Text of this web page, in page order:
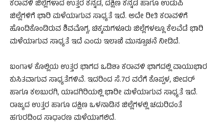
ಕರಾವಳಿ ಜಿಲ್ಲೆಗಳಾದ ಉತ್ತರ ಕನ್ನಡ, ದಕ್ಷಿಣ ಕನ್ನಡ ಹಾಗೂ ಉಡುಪಿ
ಜಿಲ್ಲೆಗಳಿಗೆ ಭಾರಿ ಮಳೆಯಾಗುವ ಸಾಧ್ಯತೆ ಇದೆ. ಅದೇ ರೀತಿ ಕರಾವಳಿಗೆ
ಹೊಂದಿಕೊಂಡಿರುವ ಶಿವಮೊಗ್ಗ, ಚಿಕ್ಕಮಗಳೂರು ಜಿಲ್ಲೆಗಳಲ್ಲೂ ಕೆಲವೆಡೆ ಭಾರಿ
ಮಳೆಯಾಗುವ ಸಾಧ್ಯತೆ ಇದೆ ಎಂದು ಇಲಾಖೆ ಮುನ್ಸೂಚನೆ ನೀಡಿದೆ.
ಬಂಗಾಳ ಕೊಲ್ಲಿಯ ಉತ್ತರ ಭಾಗದ ಒಡಿಶಾ ಕರಾವಳಿ ಭಾಗದಲ್ಲಿ ವಾಯುಭಾರ
ಕುಸಿತವಾಗುವ ಸಾಧ್ಯತೆಗಳಿವೆ. ಇದರಿಂದ ಸೆ.7ರ ವರೆಗೆ ಕೊಪ್ಪಳ, ಬೀದರ್‌
ಹಾಗೂ ಕಲಬುರಗಿ, ಯಾದಗಿರಿಯಲ್ಲಿ ಭಾರೀ ಮಳೆಯಾಗುವ ಸಾಧ್ಯತೆ ಇದೆ.
ರಾಜ್ಯದ ಉತ್ತರ ಹಾಗೂ ದಕ್ಷಿಣ ಒಳನಾಡಿನ ಜಿಲ್ಲೆಗಳಲ್ಲಿ ಚದುರಿದಂತೆ
ಹಗುರದಿಂದ ಸಾಧಾರಣ ಮಳೆಯಾಗಲಿದೆ.